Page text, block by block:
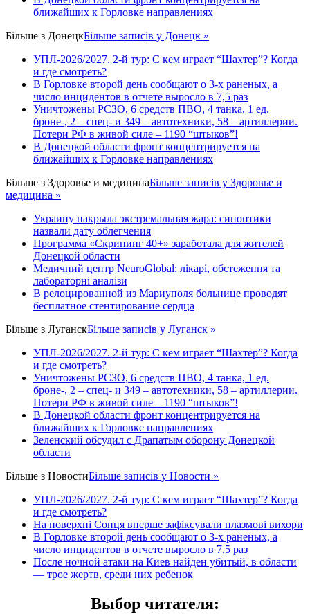
ближайших к Горловке направлениях
Більше з ДонецкБільше записів у Донецк »
УПЛ-2026/2027. 2-й тур: С кем играет “Шахтер”? Когда
и где смотреть?
В Горловке второй день сообщают о 3-х раненых, а
число инцидентов в отчете выросло в 7,5 раз
Уничтожены РСЗО, 6 средств ПВО, 4 танка, 1 ед.
броне-, 2 – спец- и 349 – автотехники, 58 – артиллерии.
Потери РФ в живой силе – 1190 “штыков”!
В Донецкой области фронт концентрируется на
ближайших к Горловке направлениях
Більше з Здоровье и медицинаБільше записів у Здоровье и
медицина »
Украину накрыла экстремальная жара: синоптики
назвали дату облегчения
Программа «Скрининг 40+» заработала для жителей
Донецкой области
Медичний центр NeuroGlobal: лікарі, обстеження та
лабораторні аналізи
В релоцированной из Мариуполя больнице проводят
бесплатное стентирование сердца
Більше з ЛуганскБільше записів у Луганск »
УПЛ-2026/2027. 2-й тур: С кем играет “Шахтер”? Когда
и где смотреть?
Уничтожены РСЗО, 6 средств ПВО, 4 танка, 1 ед.
броне-, 2 – спец- и 349 – автотехники, 58 – артиллерии.
Потери РФ в живой силе – 1190 “штыков”!
В Донецкой области фронт концентрируется на
ближайших к Горловке направлениях
Зеленский обсудил с Драпатым оборону Донецкой
области
Більше з НовостиБільше записів у Новости »
УПЛ-2026/2027. 2-й тур: С кем играет “Шахтер”? Когда
и где смотреть?
На поверхні Сонця вперше зафіксували плазмові вихори
В Горловке второй день сообщают о 3-х раненых, а
число инцидентов в отчете выросло в 7,5 раз
После ночной атаки на Киев найден убитый, в области
— трое жертв, среди них ребенок
Выбор читателя: